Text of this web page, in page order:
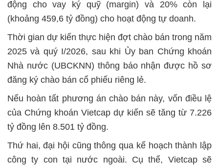
động cho vay ký quỹ (margin) và 20% còn lại
(khoảng 459,6 tỷ đồng) cho hoạt động tự doanh.
Thời gian dự kiến thực hiện đợt chào bán trong năm
2025 và quý I/2026, sau khi Ủy ban Chứng khoán
Nhà nước (UBCKNN) thông báo nhận được hồ sơ
đăng ký chào bán cổ phiếu riêng lẻ.
Nếu hoàn tất phương án chào bán này, vốn điều lệ
của Chứng khoán Vietcap dự kiến sẽ tăng từ 7.226
tỷ đồng lên 8.501 tỷ đồng.
Thứ hai, đại hội cũng thông qua kế hoạch thành lập
công ty con tại nước ngoài. Cụ thể, Vietcap sẽ